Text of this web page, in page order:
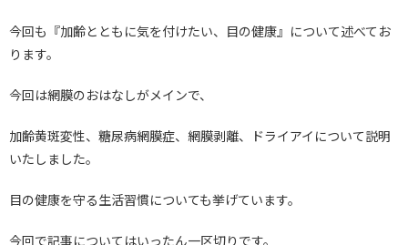
今回も『加齢とともに気を付けたい、目の健康』について述べてお
ります。
今回は網膜のおはなしがメインで、
加齢黄斑変性、糖尿病網膜症、網膜剥離、ドライアイについて説明
いたしました。
目の健康を守る生活習慣についても挙げています。
今回で記事についてはいったん一区切りです。